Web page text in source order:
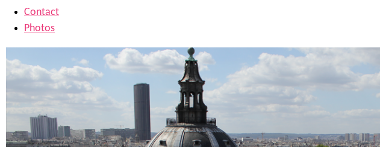
Contact
Photos